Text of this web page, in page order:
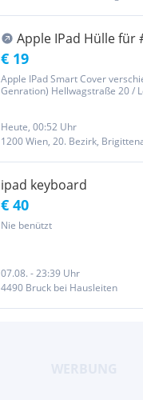
Apple IPad Hülle für
€ 19
Apple IPad Smart Cover
Genration) Hellwagstraße 20 /
Heute, 00:52 Uhr
1200 Wien, 20. Bezirk,
ipad keyboard
€ 40
Nie benützt
07.08. - 23:39 Uhr
4490 Bruck bei Hausleiten